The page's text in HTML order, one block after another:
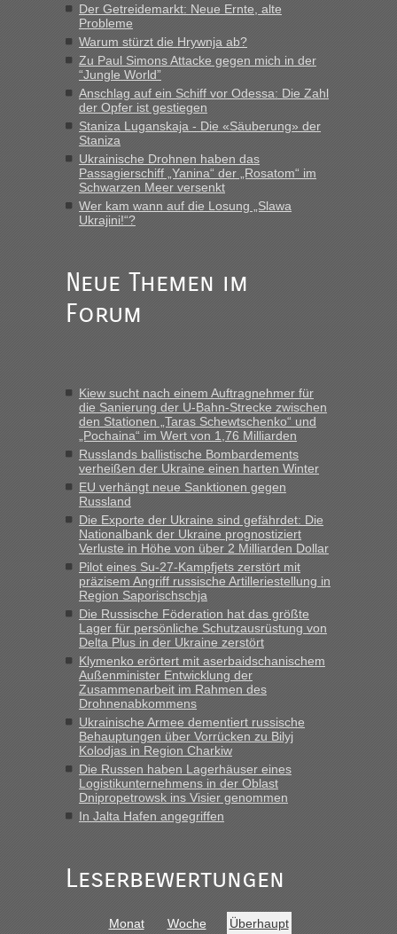
MHG1023 inBerichte und Reisetipps • Re: Mit dem Zug in
die Ukraine
„Man sollte aber explizit dazu schreiben, daß es ein Zug von
LeoExpress ist - und nur auf deren Webseite kann man die
Fahrkarten kaufen. Zumindest ist es die erste Umsteigefreie
Verbindung von Deutschland...“
Recht, Visa und Dokumente • Re: Deklaration
gebrauchter Kleidung beim Zoll
„Vielen Dank, mit einem Briefchen meiner Frau im Gepäck
gab es keine Probleme“
fast 11 Milliarden aufgedeckt
„Am besten wäre natürlich, wenn die Frau mit dabei ist.
Alleinreisende Männer stehen schließlich immer unter
Milliarden aufgedeckt
„Kein Zoll. Du musst an sich nur sagen dass das privat ist
und du nicht damit handeln willst. So lange das nicht
Originalverpackt ist und ersichlich das nicht neu sollte es
keine Probleme geben“
Recht, Visa und Dokumente • Deklaration
gebrauchter Kleidung beim Zoll
„Hallo Leute, ich weiß nicht, ob ich hier richtig bin mit meiner
Anfrage. Ich möchte 4 Umzugskartons mit gebrauchter
Straßen Kleidung bei der Einreise in die Ukraine
mitnehmen. Es ist gebrauchte Kleidung...“
Berichte und Reisetipps • Re: An welchem
Grenzübergang zwischen Polen und der Ukraine geht es am
schnellsten?
„Wir sind mit unserem Wohnmobil, wie geplant am Montag
15.6. in Krakovets rüber. Sehr zeitig los gegen 5 Uhr in der
Früh. Mit sehr sehr wenig Verkehr, super bis zur Grenze. Nur
8 PKW vor der Schranke....“
Berichte und Reisetipps • Re: An welchem
Grenzübergang zwischen Polen und der Ukraine geht es am
schnellsten?
schnell da auch Passagiere mit EU-Pass dabei waren“
Berichte und Reisetipps • Re: An welchem
Grenzübergang zwischen Polen und der Ukraine geht es am
Der Getreidemarkt: Neue Ernte, alte
Probleme
Warum stürzt die Hrywnja ab?
Zu Paul Simons Attacke gegen mich in der
“Jungle World”
Anschlag auf ein Schiff vor Odessa: Die Zahl
der Opfer ist gestiegen
Staniza Luganskaja - Die «Säuberung» der
Staniza
Ukrainische Drohnen haben das
Passagierschiff „Yanina“ der „Rosatom“ im
Schwarzen Meer versenkt
Wer kam wann auf die Losung „Slawa
Ukrajini!“?
Neue Themen im
Forum
Kiew sucht nach einem Auftragnehmer für
die Sanierung der U-Bahn-Strecke zwischen
den Stationen „Taras Schewtschenko“ und
„Pochaina“ im Wert von 1,76 Milliarden
Russlands ballistische Bombardements
verheißen der Ukraine einen harten Winter
EU verhängt neue Sanktionen gegen
Russland
Die Exporte der Ukraine sind gefährdet: Die
Nationalbank der Ukraine prognostiziert
Verluste in Höhe von über 2 Milliarden Dollar
Pilot eines Su-27-Kampfjets zerstört mit
präzisem Angriff russische Artilleriestellung in
Region Saporischschja
Die Russische Föderation hat das größte
Lager für persönliche Schutzausrüstung von
Delta Plus in der Ukraine zerstört
Klymenko erörtert mit aserbaidschanischem
Außenminister Entwicklung der
Zusammenarbeit im Rahmen des
Drohnenabkommens
Ukrainische Armee dementiert russische
Behauptungen über Vorrücken zu Bilyj
Kolodjas in Region Charkiw
Die Russen haben Lagerhäuser eines
Logistikunternehmens in der Oblast
Dnipropetrowsk ins Visier genommen
In Jalta Hafen angegriffen
Leserbewertungen
Monat Woche Überhaupt